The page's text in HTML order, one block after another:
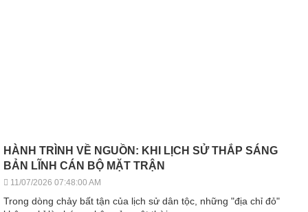
HÀNH TRÌNH VỀ NGUỒN: KHI LỊCH SỬ THẮP SÁNG
BẢN LĨNH CÁN BỘ MẶT TRẬN
11/07/2026 07:48:00 AM
Trong dòng chảy bất tận của lịch sử dân tộc, những "địa chỉ đỏ"